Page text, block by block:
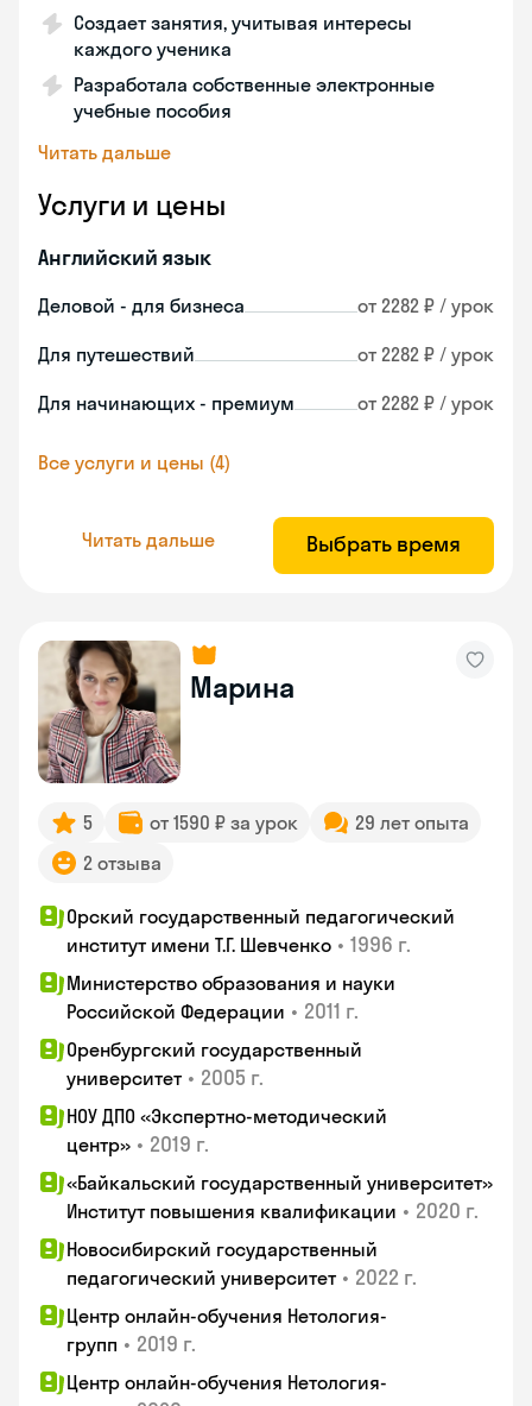
Создает занятия, учитывая интересы
каждого ученика
Разработала собственные электронные
учебные пособия
Читать дальше
Услуги и цены
Английский язык
Деловой - для бизнеса от 2282 ₽ / урок
Для путешествий от 2282 ₽ / урок
Для начинающих - премиум от 2282 ₽ / урок
Все услуги и цены (4)
Читать дальше Выбрать время
Марина
5 от 1590 ₽ за урок
29 лет опыта
2 отзыва
Орский государственный педагогический
институт имени Т.Г. Шевченко • 1996 г.
Министерство образования и науки
Российской Федерации • 2011 г.
Оренбургский государственный
университет • 2005 г.
НОУ ДПО «Экспертно-методический
центр» • 2019 г.
«Байкальский государственный университет»
Институт повышения квалификации • 2020 г.
Новосибирский государственный
педагогический университет • 2022 г.
Центр онлайн-обучения Нетология-
групп • 2019 г.
Центр онлайн-обучения Нетология-